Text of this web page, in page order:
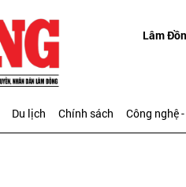
Lâm
Du lịch Chính sách Công nghệ